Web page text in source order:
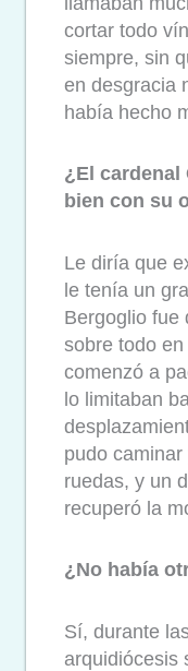
cortar todo
siempre, sin
en desgracia
había hecho
¿El cardenal
bien con su
Le diría que
le tenía un
Bergoglio fue
sobre todo
comenzó a
lo limitaban
pudo
ruedas, y un
recuperó la
¿No había
Sí, durante
arquidiócesis